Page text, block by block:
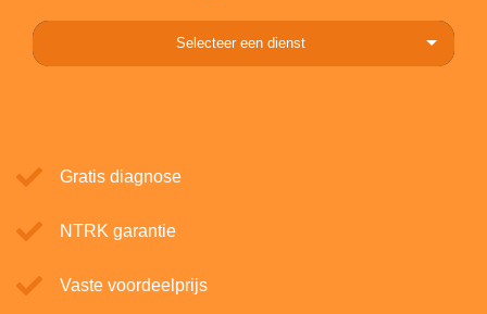
Selecteer een dienst
Gratis diagnose
NTRK garantie
Vaste voordeelprijs